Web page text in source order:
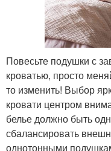
Повесьте подушки с
кроватью, просто
то изменить! Выбор
кровати центром
белье должно быть
сбалансировать
однотонными